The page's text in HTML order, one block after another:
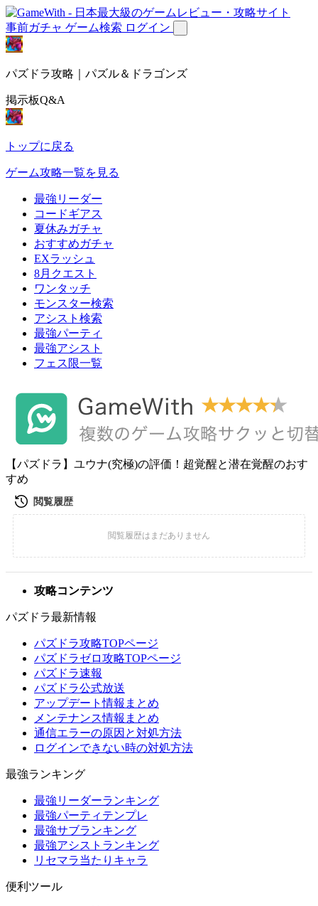
事前ガチャ ゲーム検索 ログイン
パズドラ攻略｜パズル＆ドラゴンズ
掲示板Q&A
トップに戻る
ゲーム攻略一覧を見る
最強リーダー
コードギアス
夏休みガチャ
おすすめガチャ
EXラッシュ
8月クエスト
ワンタッチ
モンスター検索
アシスト検索
最強パーティ
最強アシスト
フェス限一覧
【パズドラ】ユウナ(究極)の評価！超覚醒と潜在覚醒のおす
すめ
攻略コンテンツ
パズドラ最新情報
パズドラ攻略TOPページ
パズドラゼロ攻略TOPページ
パズドラ速報
パズドラ公式放送
アップデート情報まとめ
メンテナンス情報まとめ
通信エラーの原因と対処方法
ログインできない時の対処方法
最強ランキング
最強リーダーランキング
最強パーティテンプレ
最強サブランキング
最強アシストランキング
リセマラ当たりキャラ
便利ツール